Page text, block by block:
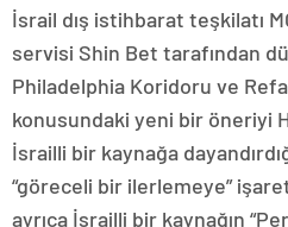
İsrail dış istihbarat teşkilatı
servisi Shin Bet tarafından
Philadelphia Koridoru ve Refah
konusundaki yeni bir öneriyi
İsrailli bir kaynağa
“göreceli bir ilerlemeye”
ayrıca İsrailli bir kaynağın